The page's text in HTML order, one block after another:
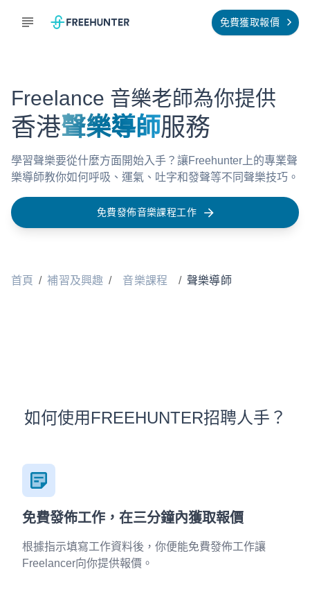
免費獲取報價
Freelance 音樂老師為你提供
香港聲樂導師服務
學習聲樂要從什麼方面開始入手？讓Freehunter上的專業聲
樂導師教你如何呼吸、運氣、吐字和發聲等不同聲樂技巧。
免費發佈音樂課程工作
首頁 / 補習及興趣 / 音樂課程 / 聲樂導師
如何使用FREEHUNTER招聘人手？
免費發佈工作，在三分鐘內獲取報價
根據指示填寫工作資料後，你便能免費發佈工作讓
Freelancer向你提供報價。